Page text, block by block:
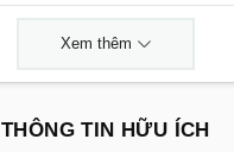
Xem thêm
THÔNG TIN HỮU ÍCH